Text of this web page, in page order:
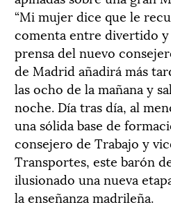
“Mi mujer dice que le
comenta entre divertido y
prensa del nuevo
de Madrid añadirá más
las ocho de la mañana y
noche. Día tras día, al
una sólida base de
consejero de Trabajo y
Transportes, este barón
ilusionado una nueva
la enseñanza madrileña.